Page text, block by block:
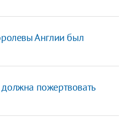
Англии был
пожертвовать